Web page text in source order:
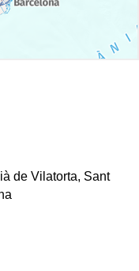
de Vilatorta, Sant